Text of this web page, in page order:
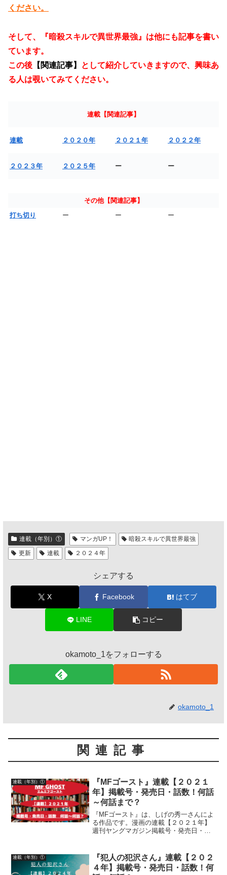
ください。
そして、『暗殺スキルで異世界最強』は他にも記事を書い
ています。
この後 【関連記事】
として紹介していきますので、興味あ
る人は覗いてみてください。
連載【関連記事】
連載 ２０２０年 ２０２１年 ２０２２年
２０２３年 ２０２５年 ー ー
その他【関連記事】
打ち切り
ー ー ー
連載（年別）① マンガUP！
暗殺スキルで異世界最強
更新
連載 ２０２４年
シェアする
X Facebook はてブ
LINE コピー
okamoto_1をフォローする
okamoto_1
関連記事
連載（年別）①
『MFゴースト』連載【２０２１
年】掲載号・発売日・話数！何話
～何話まで？
『MFゴースト』は、しげの秀一さんによ
る作品です。漫画の連載【２０２１年】
週刊ヤングマガジン掲載号・発売日・話
連載（年別）①
『犯人の犯沢さん』連載【２０２
４年】掲載号・発売日・話数！何